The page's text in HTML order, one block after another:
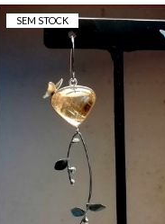
SEM STOCK
ASSIMÉTRICOS
CITRINO
C/BORBOLETA
60,00 €